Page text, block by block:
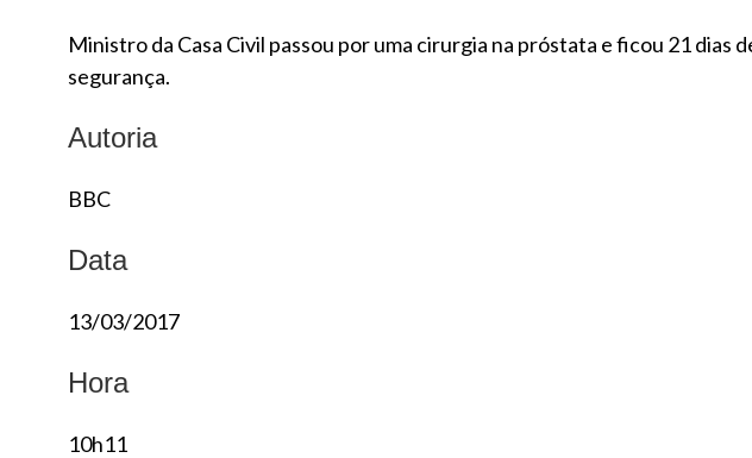
Ministro da Casa Civil passou por uma cirurgia na próstata e ficou 21
segurança.
Autoria
BBC
Data
13/03/2017
Hora
10h11